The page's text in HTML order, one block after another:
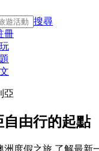
搜尋
冊
亞
自由行的起點
洲度假之旅.了解最新